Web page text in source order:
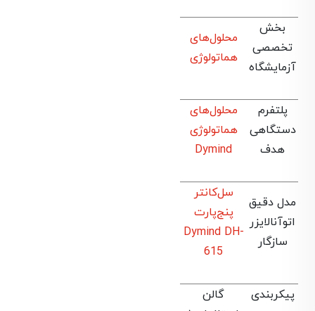
بخش
تخصصی
آزمایشگاه
محلول‌های
هماتولوژی
پلتفرم
دستگاهی
هدف
محلول‌های
هماتولوژی
Dymind
مدل دقیق
اتوآنالایزر
سازگار
سل‌کانتر
پنج‌پارت
Dymind DH-
615
پیکربندی
گالن